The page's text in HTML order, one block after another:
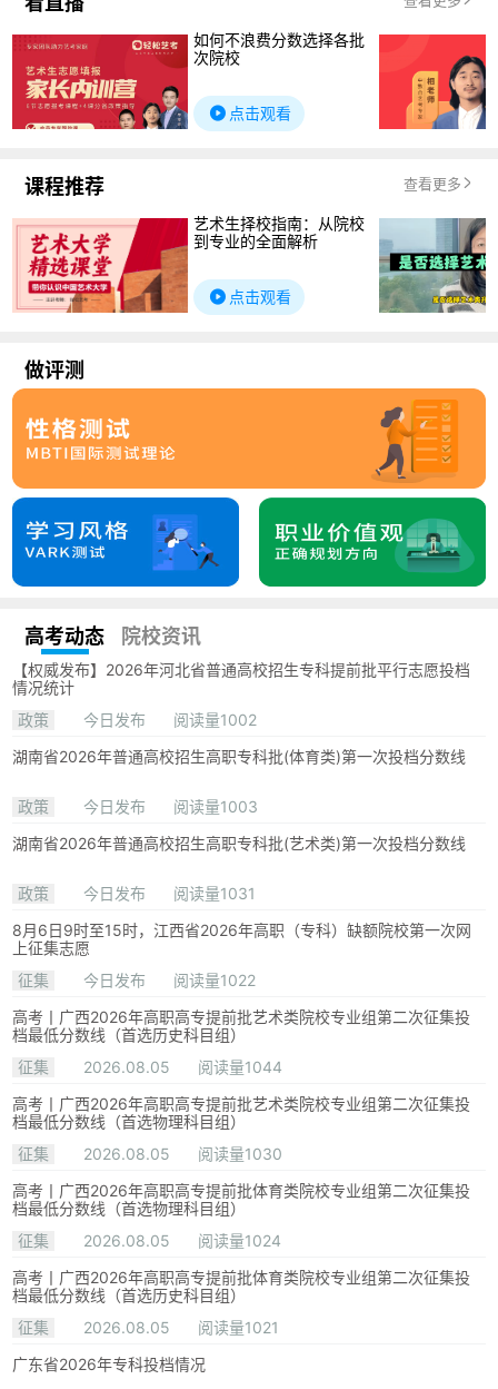
如何不浪费分数选择各批
次院校
点击观看
课程推荐 查看更多
艺术生择校指南：从院校
到专业的全面解析
点击观看
做评测
高考动态 院校资讯
【权威发布】2026年河北省普通高校招生专科提前批平行志愿投档
情况统计
政策
今日发布
阅读量1002
湖南省2026年普通高校招生高职专科批(体育类)第一次投档分数线
政策 今日发布
阅读量1003
湖南省2026年普通高校招生高职专科批(艺术类)第一次投档分数线
政策 今日发布
阅读量1031
8月6日9时至15时，江西省2026年高职（专科）缺额院校第一次网
上征集志愿
征集
今日发布
阅读量1022
高考丨广西2026年高职高专提前批艺术类院校专业组第二次征集投
档最低分数线（首选历史科目组）
征集
2026.08.05
阅读量1044
高考丨广西2026年高职高专提前批艺术类院校专业组第二次征集投
档最低分数线（首选物理科目组）
征集
2026.08.05
阅读量1030
高考丨广西2026年高职高专提前批体育类院校专业组第二次征集投
档最低分数线（首选物理科目组）
征集
2026.08.05
阅读量1024
高考丨广西2026年高职高专提前批体育类院校专业组第二次征集投
档最低分数线（首选历史科目组）
征集
2026.08.05
阅读量1021
广东省2026年专科投档情况